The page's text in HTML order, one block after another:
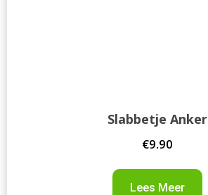
Slabbetje Anker
€9.90
Lees Meer